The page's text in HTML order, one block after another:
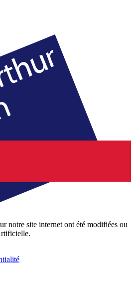
notre site internet ont été modifiées ou